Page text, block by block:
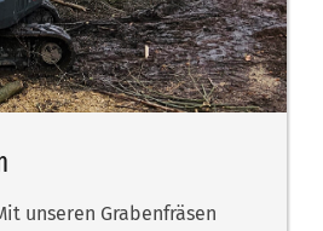
unseren Grabenfräsen